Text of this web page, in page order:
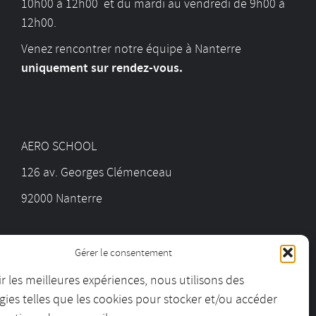
Gérer le consentement
les meilleures expériences, nous utilisons des
telles que les cookies pour stocker et/ou accéder
10h00 à 12h00 et du mardi au vendredi de 9h00 à
12h00.
Venez rencontrer notre équipe à Nanterre
uniquement sur rendez-vous.
AERO SCHOOL
126 av. Georges Clémenceau
92000 Nanterre
01 55 69 19 30
contact@aeroschool.fr